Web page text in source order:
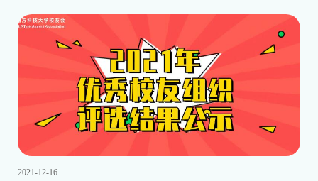
2021-12-16